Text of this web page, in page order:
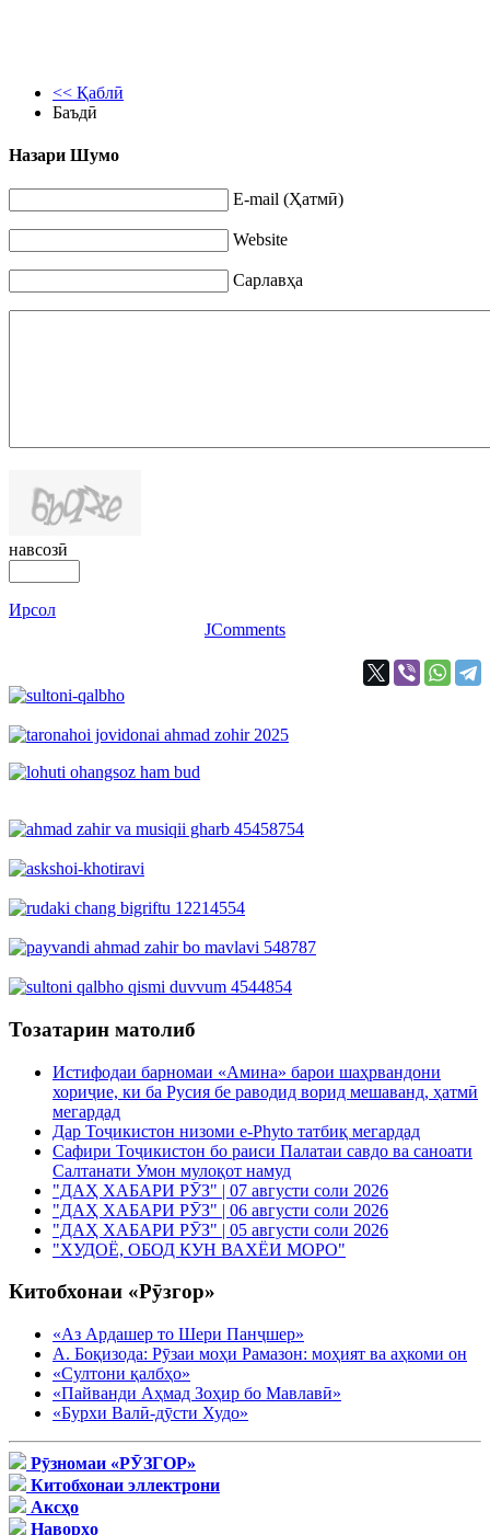
<< Қаблӣ
Баъдӣ
Назари Шумо
E-mail (Ҳатмӣ)
Website
Сарлавҳа
навсозӣ
Ирсол
JComments
Тозатарин матолиб
Истифодаи барномаи «Амина» барои шаҳрвандони
хориҷие, ки ба Русия бе раводид ворид мешаванд, ҳатмӣ
мегардад
Дар Тоҷикистон низоми e-Phyto татбиқ мегардад
Сафири Тоҷикистон бо раиси Палатаи савдо ва саноати
Салтанати Умон мулоқот намуд
"ДАҲ ХАБАРИ РӮЗ" | 07 августи соли 2026
"ДАҲ ХАБАРИ РӮЗ" | 06 августи соли 2026
"ДАҲ ХАБАРИ РӮЗ" | 05 августи соли 2026
"ХУДОЁ, ОБОД КУН ВАХЁИ МОРО"
Китобхонаи «Рӯзгор»
«Аз Ардашер то Шери Панҷшер»
А. Боқизода: Рӯзаи моҳи Рамазон: моҳият ва аҳкоми он
«Султони қалбҳо»
«Пайванди Аҳмад Зоҳир бо Мавлавӣ»
«Бурхи Валӣ-дӯсти Худо»
Рӯзномаи «РӮЗГОР»
Китобхонаи эллектрони
Аксҳо
Наворҳо